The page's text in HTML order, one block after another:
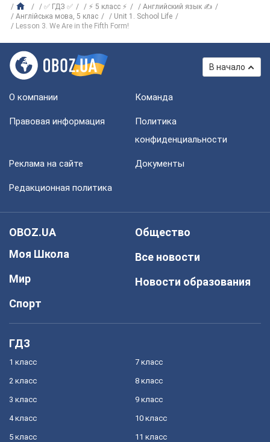
✅ ГДЗ ✅ ⚡ 5 класс ⚡
Английский язык ✍
Англiйська мова, 5 клас
Unit 1. School Life
Lesson 3. We Are in the Fifth Form!
В начало
О компании Команда
Правовая информация
Политика
конфиденциальности
Реклама на сайте Документы
Редакционная политика
OBOZ.UA
Моя Школа
Мир
Спорт
Общество
Все новости
Новости образования
ГДЗ
1 класс
2 класс
3 класс
4 класс
5 класс
7 класс
8 класс
9 класс
10 класс
11 класс